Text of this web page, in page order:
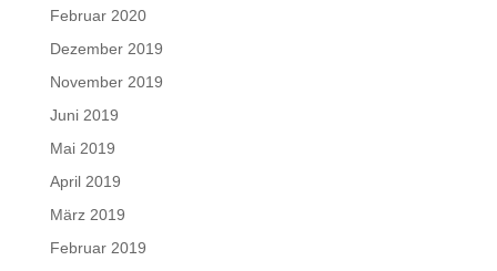
Februar 2020
Dezember 2019
November 2019
Juni 2019
Mai 2019
April 2019
März 2019
Februar 2019